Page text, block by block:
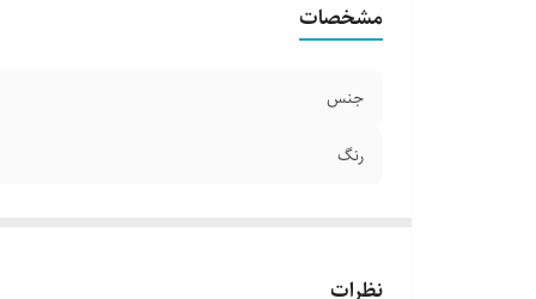
مشخصات
جنس
رنگ
نظرات